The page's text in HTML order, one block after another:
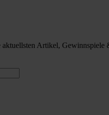
aktuellsten Artikel,